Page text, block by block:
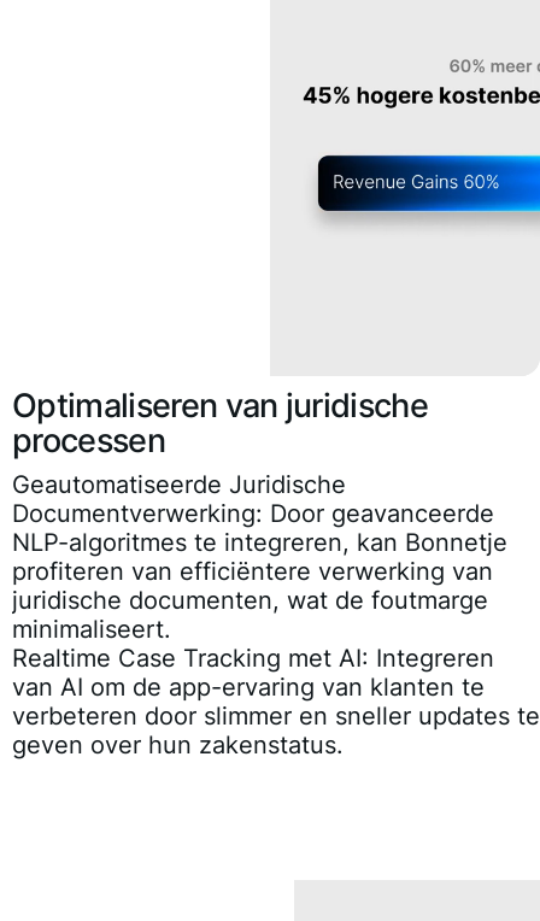
Optimaliseren van juridische
processen
Geautomatiseerde Juridische
Documentverwerking: Door geavanceerde
NLP-algoritmes te integreren, kan Bonnetje
profiteren van efficiëntere verwerking van
juridische documenten, wat de foutmarge
minimaliseert.
Realtime Case Tracking met AI: Integreren
van AI om de app-ervaring van klanten te
verbeteren door slimmer en sneller updates te
geven over hun zakenstatus.